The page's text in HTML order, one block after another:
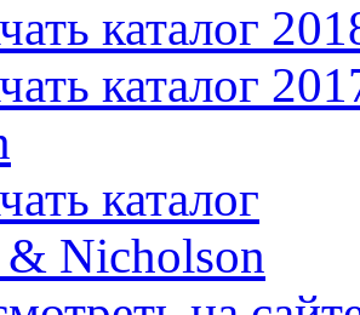
каталог
каталог
каталог
& Nicholson